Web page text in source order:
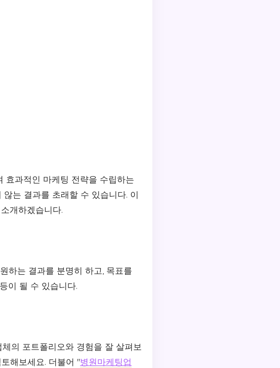
효과적인 마케팅 전략을 수립하는
는 결과를 초래할 수 있습니다. 이
개하겠습니다.
하는 결과를 분명히 하고, 목표를
이 될 수 있습니다.
의 포트폴리오와 경험을 잘 살펴보
해보세요. 더불어 "병원마케팅업